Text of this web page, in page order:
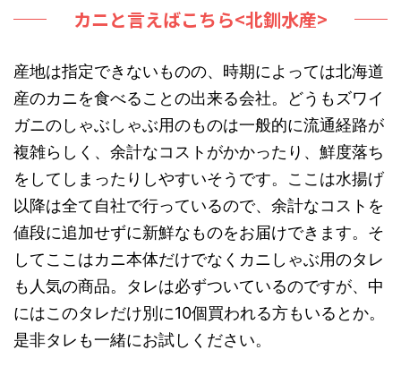
カニと言えばこちら<北釧水産>
産地は指定できないものの、時期によっては北海道
産のカニを食べることの出来る会社。どうもズワイ
ガニのしゃぶしゃぶ用のものは一般的に流通経路が
複雑らしく、余計なコストがかかったり、鮮度落ち
をしてしまったりしやすいそうです。ここは水揚げ
以降は全て自社で行っているので、余計なコストを
値段に追加せずに新鮮なものをお届けできます。そ
してここはカニ本体だけでなくカニしゃぶ用のタレ
も人気の商品。タレは必ずついているのですが、中
にはこのタレだけ別に10個買われる方もいるとか。
是非タレも一緒にお試しください。